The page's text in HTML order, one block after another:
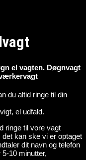
el vagten. Døgnvagt
du altid ringe til din
el udfald.
ringe til vore vagt
kan ske vi er optaget
dit navn og telefon
10 minutter,